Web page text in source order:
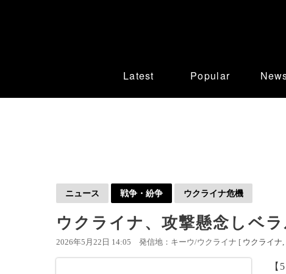
Latest Popular
ニュース 戦争・紛争 ウクライナ危機
ウクライナ、攻撃懸念しベ
2026年5月22日 14:05 発信地：キーウ/ウクライナ [ ウクライナ